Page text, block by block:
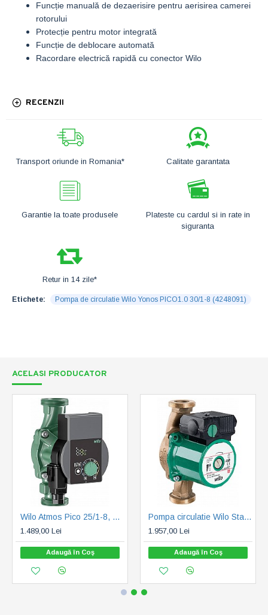
Transport oriunde in Romania* Calitate garantata
Garantie la toate produsele
Plateste cu cardul si in rate in
siguranta
Retur in 14 zile*
Funcție manuală de dezaerisire pentru aerisirea camerei
rotorului
Protecție pentru motor integrată
Funcție de deblocare automată
Racordare electrică rapidă cu conector Wilo
RECENZII
Etichete: Pompa de circulatie Wilo Yonos PICO1.0 30/1-8 (4248091)
ACELASI PRODUCATOR
Wilo Atmos Pico 25/1-8, H max. 7.6 m, Q max. 4.4 mc/h, PN 10, 230 V (4232696)
1.489,00 Lei
Adaugă în Coş
Pompa circulatie Wilo Star-Z 20/5-3 (4081198)
1.957,00 Lei
Adaugă în Coş